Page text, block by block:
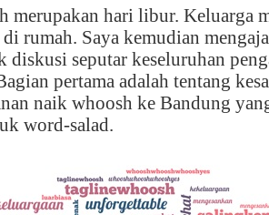
merupakan hari libur. Keluarga
rumah. Saya kemudian
diskusi seputar keseluruhan
pertama adalah tentang
naik whoosh ke Bandung
word-salad.